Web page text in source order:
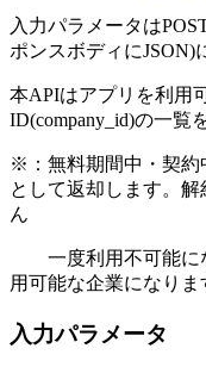
入力パラメータは
ポンスボディにJSON)
本APIはアプリを利用
ID(company_id)の一覧
※：無料期間中・契約
として返却します。
ん
一度利用不可能に
用可能な企業になりま
入力パラメータ